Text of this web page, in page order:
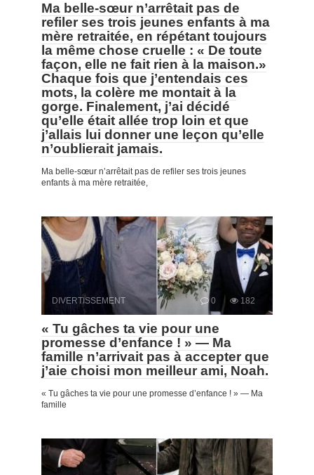
Ma belle-sœur n’arrêtait pas de
refiler ses trois jeunes enfants à ma
mère retraitée, en répétant toujours
la même chose cruelle : « De toute
façon, elle ne fait rien à la maison.»
Chaque fois que j’entendais ces
mots, la colère me montait à la
gorge. Finalement, j’ai décidé
qu’elle était allée trop loin et que
j’allais lui donner une leçon qu’elle
n’oublierait jamais.
Ma belle-sœur n’arrêtait pas de refiler ses trois jeunes
enfants à ma mère retraitée,
DIVERTISSEMENT 0 182
« Tu gâches ta vie pour une
promesse d’enfance ! » — Ma
famille n’arrivait pas à accepter que
j’aie choisi mon meilleur ami, Noah.
« Tu gâches ta vie pour une promesse d’enfance ! » — Ma
famille